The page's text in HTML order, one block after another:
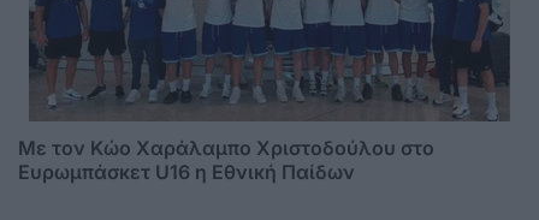
Με τον Κώο Χαράλαμπο Χριστοδούλου στο
Ευρωμπάσκετ U16 η Εθνική Παίδων